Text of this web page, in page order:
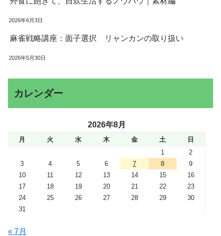
2026年6月3日
麻雀戦略講座：面子選択 リャンカンの取り扱い
2026年5月30日
カレンダー
2026年8月
月 火 水 木 金 土
日
1
2
3
4 5 6 7 8
9
10
11 12 13 14 15
16
17
18 19 20 21 22
23
24
25 26 27 28 29
30
31
« 7月